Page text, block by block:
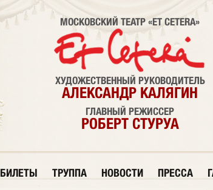
МОСКОВСКИЙ ТЕАТР «ET CETERA»
ХУДОЖЕСТВЕННЫЙ РУКОВОДИТЕЛЬ
АЛЕКСАНДР КАЛЯГИН
ГЛАВНЫЙ РЕЖИССЕР
РОБЕРТ СТУРУА
БИЛЕТЫ ТРУППА НОВОСТИ ПРЕССА